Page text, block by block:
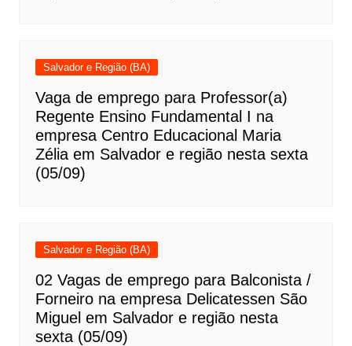
Salvador e Região (BA)
Vaga de emprego para Professor(a)
Regente Ensino Fundamental I na
empresa Centro Educacional Maria
Zélia em Salvador e região nesta sexta
(05/09)
Salvador e Região (BA)
02 Vagas de emprego para Balconista /
Forneiro na empresa Delicatessen São
Miguel em Salvador e região nesta
sexta (05/09)